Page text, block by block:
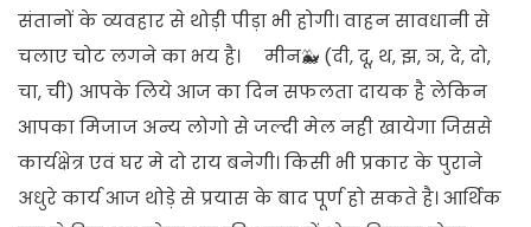
संतानों के व्यवहार से थोड़ी पीड़ा भी होगी। वाहन सावधानी से
चलाए चोट लगने का भय है। मीन🐳 (दी, दू, थ, झ, ञ, दे, दो,
चा, ची) आपके लिये आज का दिन सफलता दायक है लेकिन
आपका मिजाज अन्य लोगो से जल्दी मेल नही खायेगा जिससे
कार्यक्षेत्र एवं घर मे दो राय बनेगी। किसी भी प्रकार के पुराने
अधुरे कार्य आज थोड़े से प्रयास के बाद पूर्ण हो सकते है। आर्थिक